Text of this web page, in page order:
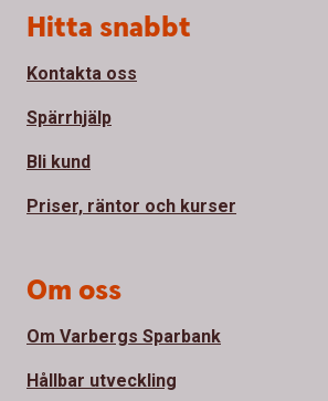
Sidfot
Hitta snabbt
Kontakta oss
Spärrhjälp
Bli kund
Priser, räntor och kurser
Om oss
Om Varbergs Sparbank
Hållbar utveckling